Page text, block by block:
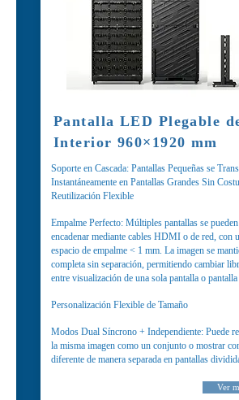
Pantalla LED Plegable
Interior 960×1920 mm
Soporte en Cascada: Pantallas Pequeñas se
Instantáneamente en Pantallas Grandes Sin
Reutilización Flexible
Empalme Perfecto: Múltiples pantallas se pueden
encadenar mediante cables HDMI o de red, con
espacio de empalme < 1 mm. La imagen se
completa sin separación, permitiendo cambiar
entre visualización de una sola pantalla o pantalla
Personalización Flexible de Tamaño
Modos Dual Síncrono + Independiente: Puede
la misma imagen como un conjunto o mostrar
diferente de manera separada en pantallas
Ver